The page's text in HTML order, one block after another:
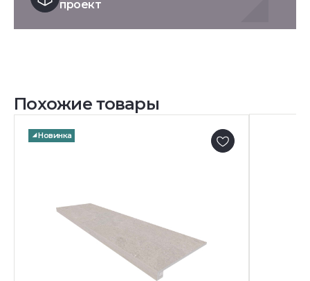
проект
Похожие товары
Новинка